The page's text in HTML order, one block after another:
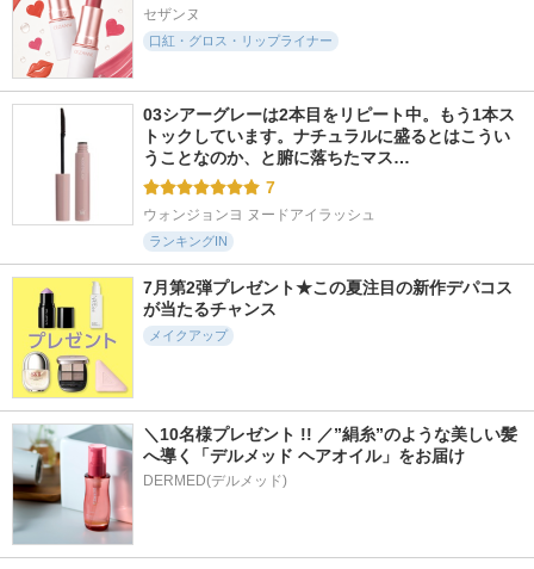
セザンヌ
口紅・グロス・リップライナー
03シアーグレーは2本目をリピート中。もう1本ス
トックしています。ナチュラルに盛るとはこうい
うことなのか、と腑に落ちたマス…
7
ウォンジョンヨ ヌードアイラッシュ
ランキングIN
7月第2弾プレゼント★この夏注目の新作デパコス
が当たるチャンス
メイクアップ
＼10名様プレゼント !! ／”絹糸”のような美しい髪
へ導く「デルメッド ヘアオイル」をお届け
DERMED(デルメッド)